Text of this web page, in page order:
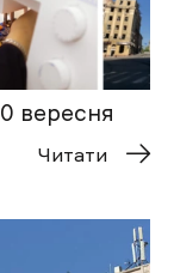
вересня
Читати